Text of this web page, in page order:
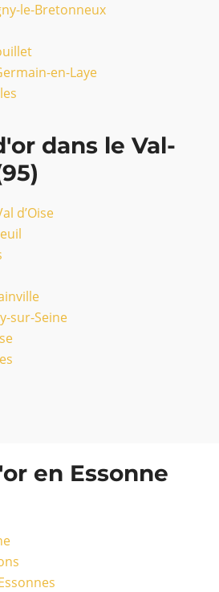
le-Bretonneux
en-Laye
dans le Val-
d’Oise
sur-Seine
en Essonne